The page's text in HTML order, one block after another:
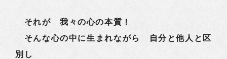
それが 我々の心の本質！
そんな心の中に生まれながら 自分と他人と区
別し